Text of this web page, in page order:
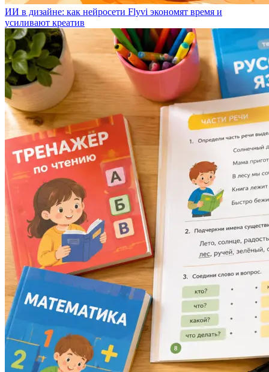
ИИ в дизайне: как нейросети Flyvi экономят время и
усиливают креатив